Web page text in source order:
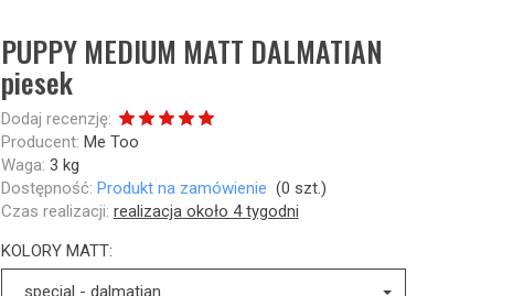
PUPPY MEDIUM MATT DALMATIAN
piesek
Dodaj recenzję:
Producent: Me Too
Waga: 3 kg
Dostępność: Produkt na zamówienie (0 szt.)
Czas realizacji: realizacja około 4 tygodni
KOLORY MATT:
special - dalmatian